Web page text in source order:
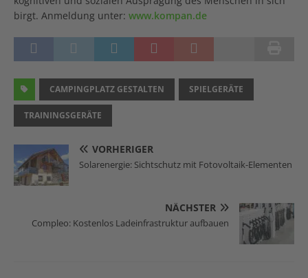
birgt. Anmeldung unter: www.kompan.de
CAMPINGPLATZ GESTALTEN SPIELGERÄTE
TRAININGSGERÄTE
VORHERIGER
Solarenergie: Sichtschutz mit Fotovoltaik-Elementen
NÄCHSTER
Compleo: Kostenlos Ladeinfrastruktur aufbauen